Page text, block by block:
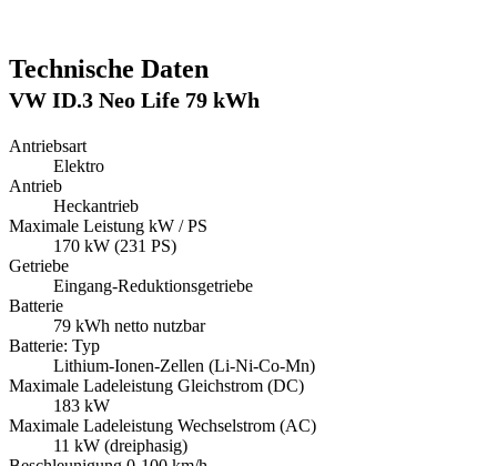
Technische Daten
VW ID.3 Neo Life 79 kWh
Antriebsart
Elektro
Antrieb
Heckantrieb
Maximale Leistung kW / PS
170 kW (231 PS)
Getriebe
Eingang-Reduktionsgetriebe
Batterie
79 kWh netto nutzbar
Batterie: Typ
Lithium-Ionen-Zellen (Li-Ni-Co-Mn)
Maximale Ladeleistung Gleichstrom (DC)
183 kW
Maximale Ladeleistung Wechselstrom (AC)
11 kW (dreiphasig)